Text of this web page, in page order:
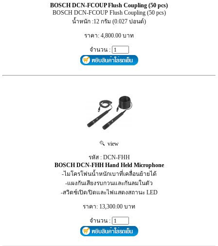
BOSCH DCN‑FCOUP Flush Coupling (50 pcs)
BOSCH DCN‑FCOUP Flush Coupling (50 pcs)
น้ำหนัก :12 กรัม (0.027 ปอนด์)
ราคา: 4,800.00 บาท
จำนวน :
view
รหัส : DCN‑FHH
BOSCH DCN‑FHH Hand Held Microphone
-ไมโครโฟนน้ำหนักเบาที่เคลื่อนย้ายได้
-แผงกันเสียงรบกวนและกันลมในตัว
-สวิตช์เปิด/ปิดและไฟแสดงสถานะ LED
ราคา: 13,300.00 บาท
จำนวน :